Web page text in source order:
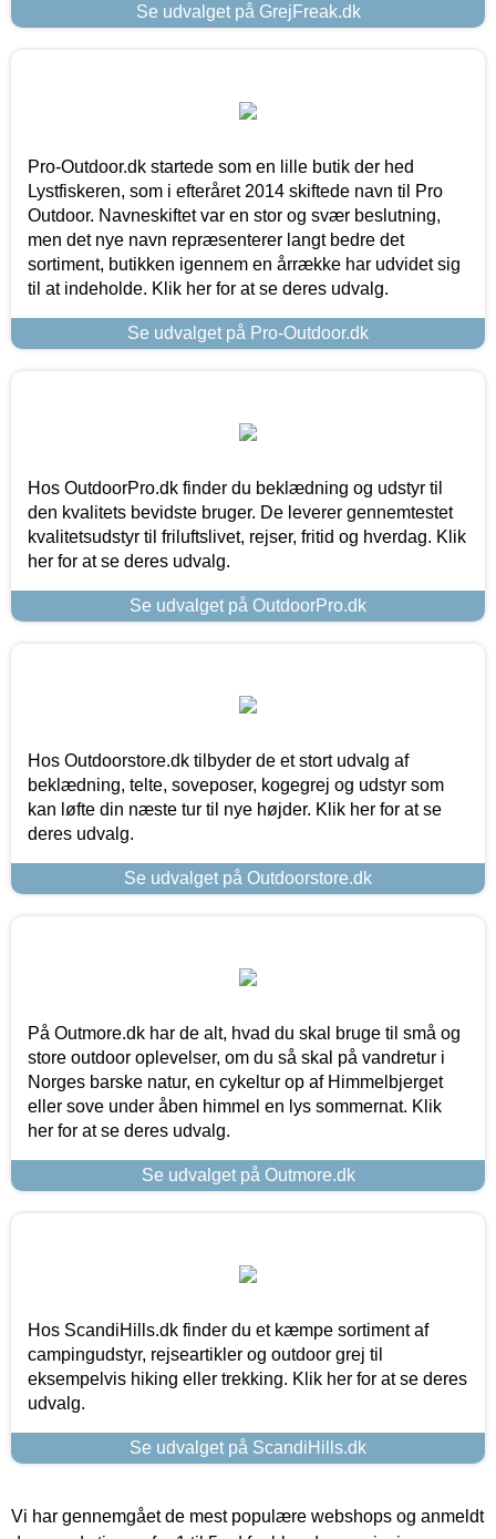
Se udvalget på GrejFreak.dk
Pro-Outdoor.dk startede som en lille butik der hed
Lystfiskeren, som i efteråret 2014 skiftede navn til Pro
Outdoor. Navneskiftet var en stor og svær beslutning,
men det nye navn repræsenterer langt bedre det
sortiment, butikken igennem en årrække har udvidet sig
til at indeholde. Klik her for at se deres udvalg.
Se udvalget på Pro-Outdoor.dk
Hos OutdoorPro.dk finder du beklædning og udstyr til
den kvalitets bevidste bruger. De leverer gennemtestet
kvalitetsudstyr til friluftslivet, rejser, fritid og hverdag. Klik
her for at se deres udvalg.
Se udvalget på OutdoorPro.dk
Hos Outdoorstore.dk tilbyder de et stort udvalg af
beklædning, telte, soveposer, kogegrej og udstyr som
kan løfte din næste tur til nye højder. Klik her for at se
deres udvalg.
Se udvalget på Outdoorstore.dk
På Outmore.dk har de alt, hvad du skal bruge til små og
store outdoor oplevelser, om du så skal på vandretur i
Norges barske natur, en cykeltur op af Himmelbjerget
eller sove under åben himmel en lys sommernat. Klik
her for at se deres udvalg.
Se udvalget på Outmore.dk
Hos ScandiHills.dk finder du et kæmpe sortiment af
campingudstyr, rejseartikler og outdoor grej til
eksempelvis hiking eller trekking. Klik her for at se deres
udvalg.
Se udvalget på ScandiHills.dk
Vi har gennemgået de mest populære webshops og anmeldt